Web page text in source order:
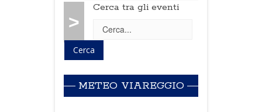
>
Cerca tra gli eventi
METEO VIAREGGIO